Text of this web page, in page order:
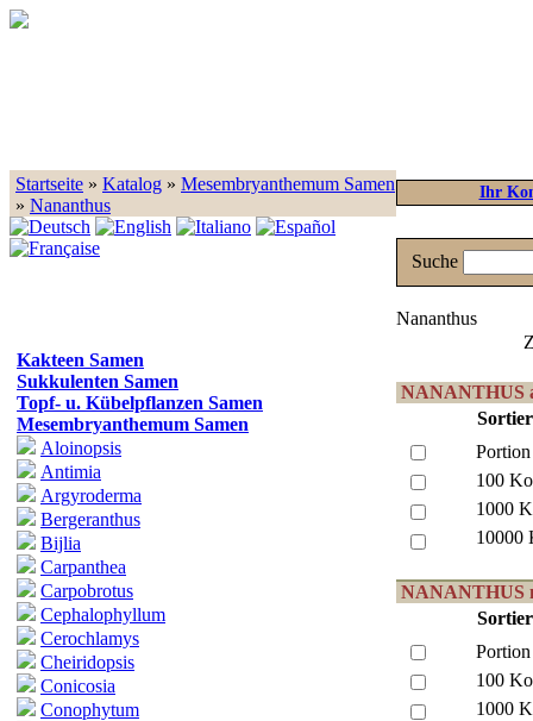
Startseite » Katalog » Mesembryanthemum Samen
» Nananthus
Ihr
Kakteen Samen
Sukkulenten Samen
Topf- u. Kübelpflanzen Samen
Mesembryanthemum Samen
Aloinopsis
Antimia
Argyroderma
Bergeranthus
Bijlia
Carpanthea
Carpobrotus
Cephalophyllum
Cerochlamys
Cheiridopsis
Conicosia
Conophytum
Suche
Nananthus
NANANTHUS
Portion
100
1000
10000
NANANTHUS
Portion
100
1000